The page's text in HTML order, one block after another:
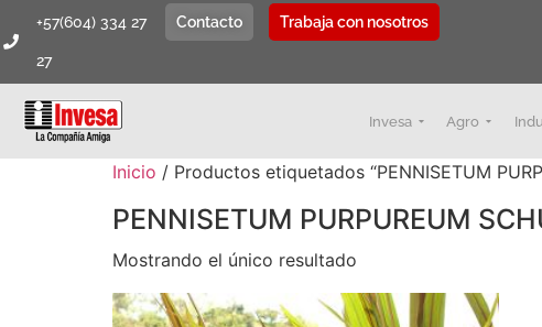
+57(604) 334 27
27
Contacto Trabaja con nosotros
Invesa Agro
Inicio / Productos etiquetados “PENNISETUM
PENNISETUM PURPUREUM
Mostrando el único resultado